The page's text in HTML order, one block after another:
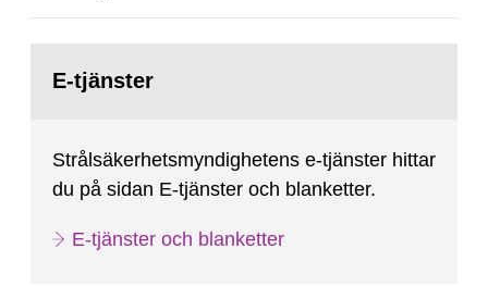
sida:E-tjänster
Strålsäkerhetsmyndighetens e-tjänster hittar
du på sidan E-tjänster och blanketter.
E-tjänster och blanketter